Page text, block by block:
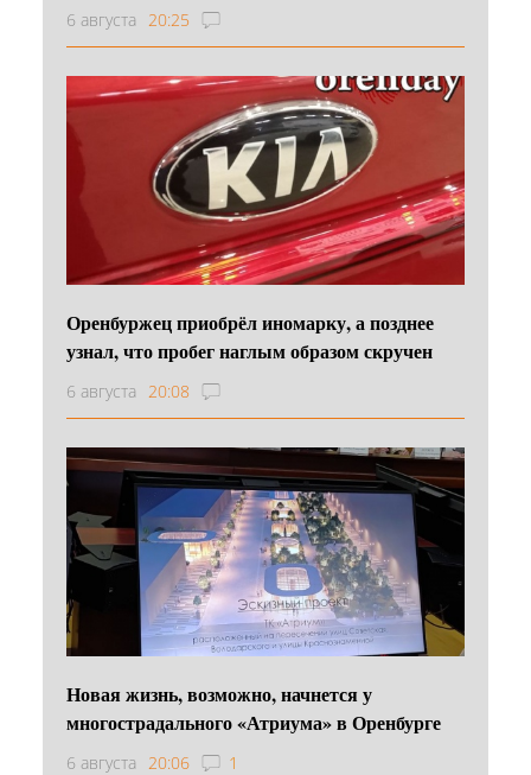
6 августа 20:25
Оренбуржец приобрёл иномарку, а позднее
узнал, что пробег наглым образом скручен
6 августа 20:08
Новая жизнь, возможно, начнется у
многострадального «Атриума» в Оренбурге
6 августа 20:06 1